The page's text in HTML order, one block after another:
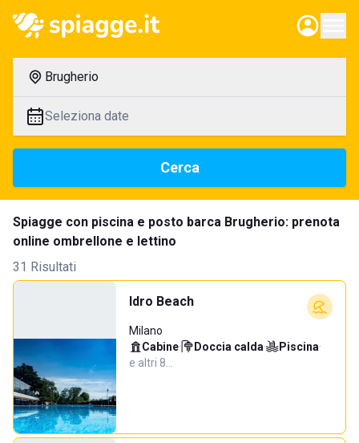
Brugherio
Seleziona date
Cerca
Spiagge con piscina e posto barca Brugherio: prenota
online ombrellone e lettino
31 Risultati
Idro Beach
Milano
Cabine· Doccia calda· Piscina·
e altri 8…